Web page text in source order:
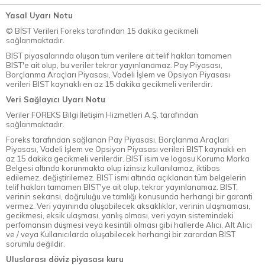
Yasal Uyarı Notu
© BİST Verileri Foreks tarafından 15 dakika gecikmeli
sağlanmaktadır.
BIST piyasalarında oluşan tüm verilere ait telif hakları tamamen
BIST'e ait olup, bu veriler tekrar yayınlanamaz. Pay Piyasası,
Borçlanma Araçları Piyasası, Vadeli İşlem ve Opsiyon Piyasası
verileri BIST kaynaklı en az 15 dakika gecikmeli verilerdir.
Veri Sağlayıcı Uyarı Notu
Veriler FOREKS Bilgi İletişim Hizmetleri A.Ş. tarafından
sağlanmaktadır.
Foreks tarafından sağlanan Pay Piyasası, Borçlanma Araçları
Piyasası, Vadeli İşlem ve Opsiyon Piyasası verileri BIST kaynaklı en
az 15 dakika gecikmeli verilerdir. BIST isim ve logosu Koruma Marka
Belgesi altında korunmakta olup izinsiz kullanılamaz, iktibas
edilemez, değiştirilemez. BIST ismi altında açıklanan tüm belgelerin
telif hakları tamamen BIST'ye ait olup, tekrar yayınlanamaz. BIST,
verinin sekansı, doğruluğu ve tamlığı konusunda herhangi bir garanti
vermez. Veri yayınında oluşabilecek aksaklıklar, verinin ulaşmaması,
gecikmesi, eksik ulaşması, yanlış olması, veri yayın sistemindeki
perfomansın düşmesi veya kesintili olması gibi hallerde Alıcı, Alt Alıcı
ve / veya Kullanıcılarda oluşabilecek herhangi bir zarardan BIST
sorumlu değildir.
Uluslarası döviz piyasası kuru